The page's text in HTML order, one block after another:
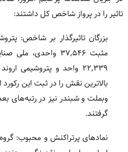
تاثیر را در پرواز شاخص کل داشتند:
بزرگان تاثیرگذار بر شاخص:
مثبت ۳۷,۵۴۶ واحدی،
بالاترین نقش را در ثبت این رکورد
وبملت و شبندر نیز در رتبه‌های
گرفتند.
نمادهای پرتراکنش و محبوب: